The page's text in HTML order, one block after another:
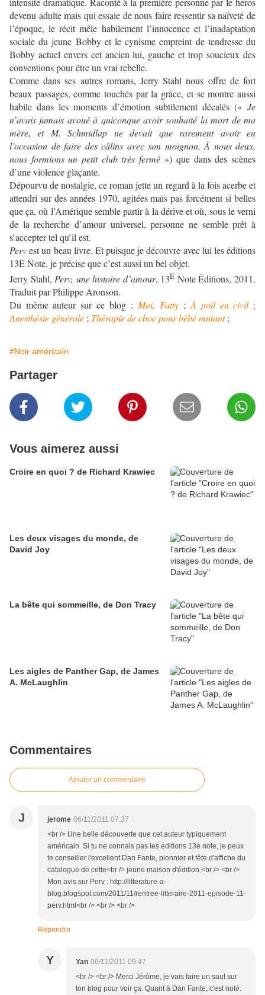
devenu adulte mais qui essaie de nous faire ressentir sa naïveté de
l’époque, le récit mêle habilement l’innocence et l’inadaptation
sociale du jeune Bobby et le cynisme empreint de tendresse du
Bobby actuel envers cet ancien lui, gauche et trop soucieux des
conventions pour être un vrai rebelle.
Comme dans ses autres romans, Jerry Stahl nous offre de fort
beaux passages, comme touchés par la grâce, et se montre aussi
habile dans les moments d’émotion subtilement décalés (« Je
n’avais jamais avoué à quiconque avoir souhaité la mort de ma
mère, et M. Schmidlap ne devait que rarement avoir eu
l’occasion de faire des câlins avec son moignon. À nous deux,
nous formions un petit club très fermé») que dans des scènes
d’une violence glaçante.
Dépourvu de nostalgie, ce roman jette un regard à la fois acerbe et
attendri sur des années 1970, agitées mais pas forcément si belles
que ça, où l’Amérique semble partir à la dérive et où, sous le verni
de la recherche d’amour universel, personne ne semble prêt à
s’accepter tel qu’il est.
Pervest un beau livre. Et puisque je découvre avec lui les éditions
13E Note, je précise que c’est aussi un bel objet.
Jerry Stahl, Perv, une histoire d’amour, 13E Note Éditions, 2011.
Traduit par Philippe Aronson.
Du même auteur sur ce blog : Moi, Fatty ;À poil en civil;
Anesthésie générale ; Thérapie de choc pour bébé mutant;
#Noir américain
Partager
Vous aimerez aussi
Croire en quoi ? de Richard Krawiec
Les deux visages du monde, de
David Joy
La bête qui sommeille, de Don Tracy
Les aigles de Panther Gap, de James
A. McLaughlin
Commentaires
Ajouter un commentaire
J jerome 06/11/2011 07:37
<br /> Une belle découverte que cet auteur typiquement
américain. Si tu ne connais pas les éditions 13e note, je peux
te conseiller l'excellent Dan Fante, pionnier et tête d'affiche du
catalogue de cette<br /> jeune maison d'édition.<br /> <br />
Mon avis sur Perv : http://litterature-a-
blog.blogspot.com/2011/11/rentree-litteraire-2011-episode-11-
perv.html<br /> <br /> <br />
Répondre
Y Yan 06/11/2011 09:47
<br /> <br /> Merci Jérôme, je vais faire un saut sur
ton blog pour voir ça. Quant à Dan Fante, c'est noté.